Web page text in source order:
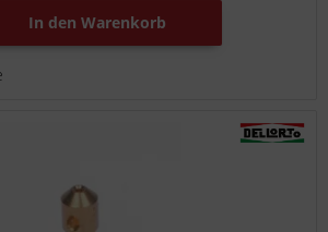
In den Warenkorb